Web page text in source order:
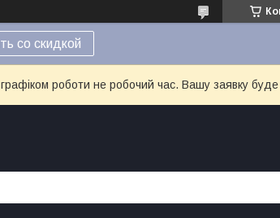
со скидкой
роботи не робочий час. Вашу заявку